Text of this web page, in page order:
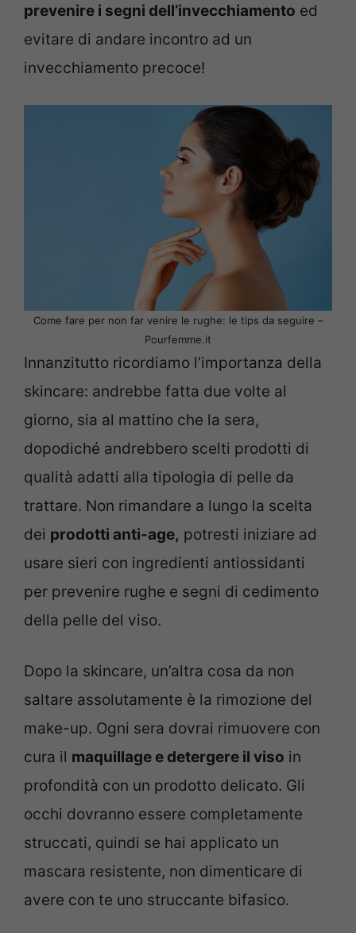
prevenire i segni dell’invecchiamento ed
evitare di andare incontro ad un
invecchiamento precoce!
Come fare per non far venire le rughe: le tips da seguire –
Pourfemme.it
Innanzitutto ricordiamo l’importanza della
skincare: andrebbe fatta due volte al
giorno, sia al mattino che la sera,
dopodiché andrebbero scelti prodotti di
qualità adatti alla tipologia di pelle da
trattare. Non rimandare a lungo la scelta
dei prodotti anti-age, potresti iniziare ad
usare sieri con ingredienti antiossidanti
per prevenire rughe e segni di cedimento
della pelle del viso.
Dopo la skincare, un’altra cosa da non
saltare assolutamente è la rimozione del
make-up. Ogni sera dovrai rimuovere con
cura il maquillage e detergere il viso in
profondità con un prodotto delicato. Gli
occhi dovranno essere completamente
struccati, quindi se hai applicato un
mascara resistente, non dimenticare di
avere con te uno struccante bifasico.